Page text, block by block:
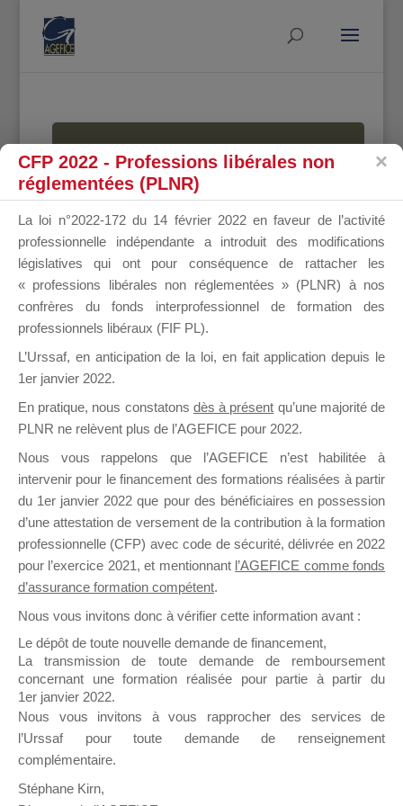
MALLETTE
DU
DIRIGEANT
Groupe Public
il y a un mois
Ce groupe est destiné aux Organismes de
Formation qui souhaitent répondre à l’Appel à
Propositions Mallette du Dirigeant.
sur lequel il est possible de laisser un message
ou poser une question.
NB : Il est nécessaire d’être
pouvoir rejoindre ce groupe
CFP 2022 - Professions libérales non
réglementées (PLNR)
La loi n°2022-172 du 14 février 2022 en faveur de l’activité
professionnelle indépendante a introduit des modifications
législatives qui ont pour conséquence de rattacher les
« professions libérales non réglementées » (PLNR) à nos
confrères du fonds interprofessionnel de formation des
professionnels libéraux (FIF PL).
L’Urssaf, en anticipation de la loi, en fait application depuis le
1er janvier 2022.
En pratique, nous constatons dès à présent qu’une majorité de
PLNR ne relèvent plus de l’AGEFICE pour 2022.
Nous vous rappelons que l’AGEFICE n’est habilitée à
intervenir pour le financement des formations réalisées à partir
du 1er janvier 2022 que pour des bénéficiaires en possession
d’une attestation de versement de la contribution à la formation
professionnelle (CFP) avec code de sécurité, délivrée en 2022
pour l’exercice 2021, et mentionnant l’AGEFICE comme fonds
d’assurance formation compétent.
Nous vous invitons donc à vérifier cette information avant :
Le dépôt de toute nouvelle demande de financement,
La transmission de toute demande de remboursement
concernant une formation réalisée pour partie à partir du
1er janvier 2022.
Nous vous invitons à vous rapprocher des services de
l’Urssaf pour toute demande de renseignement
complémentaire.
Stéphane Kirn,